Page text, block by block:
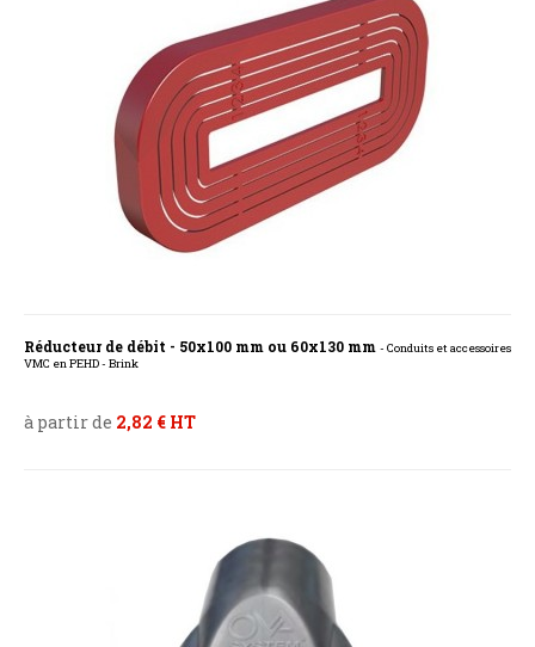
Réducteur de débit - 50x100 mm ou 60x130 mm - Conduits et accessoires
VMC en PEHD - Brink
à partir de 2,82 € HT